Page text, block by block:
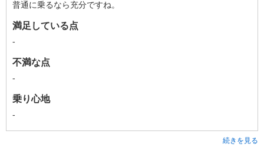
普通に乗るなら充分ですね。
満足している点
-
不満な点
-
乗り心地
-
続きを見る